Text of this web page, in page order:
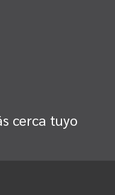
cerca tuyo